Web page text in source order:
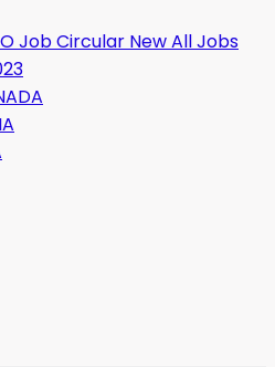
Job Circular New All Jobs